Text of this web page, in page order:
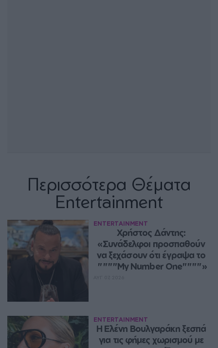
Περισσότερα Θέματα
Entertainment
ENTERTAINMENT
Χρήστος Δάντης:
«Συνάδελφοι προσπαθούν
να ξεχάσουν ότι έγραψα το
""""My Number One""""»
ENTERTAINMENT
Η Ελένη Βουλγαράκη ξεσπά
για τις φήμες χωρισμού με